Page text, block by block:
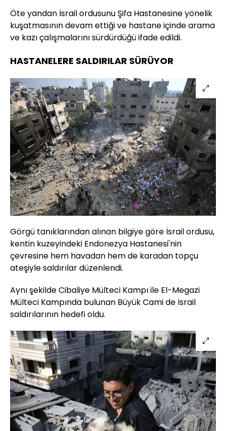
Öte yandan İsrail ordusunu Şifa Hastanesine yönelik
kuşatmasının devam ettiği ve hastane içinde arama
ve kazı çalışmalarını sürdürdüğü ifade edildi.
HASTANELERE SALDIRILAR SÜRÜYOR
Görgü tanıklarından alınan bilgiye göre İsrail ordusu,
kentin kuzeyindeki Endonezya Hastanesi'nin
çevresine hem havadan hem de karadan topçu
ateşiyle saldırılar düzenlendi.
Aynı şekilde Cibaliye Mülteci Kampı ile El-Megazi
Mülteci Kampında bulunan Büyük Cami de İsrail
saldırılarının hedefi oldu.